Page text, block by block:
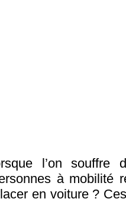
l’on souffre
à mobilité
en voiture ?